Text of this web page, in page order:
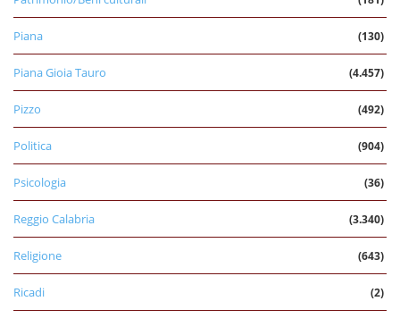
Piana (130)
Piana Gioia Tauro (4.457)
Pizzo (492)
Politica (904)
Psicologia (36)
Reggio Calabria (3.340)
Religione (643)
Ricadi (2)